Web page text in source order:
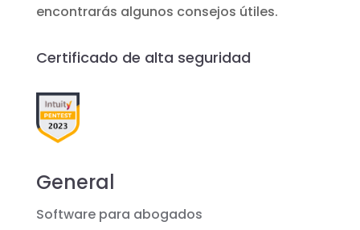
encontrarás algunos consejos útiles.
Certificado de alta seguridad
General
Software para abogados